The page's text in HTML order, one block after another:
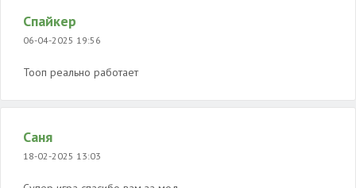
Спайкер
06-04-2025 19:56
Тооп реально работает
Саня
18-02-2025 13:03